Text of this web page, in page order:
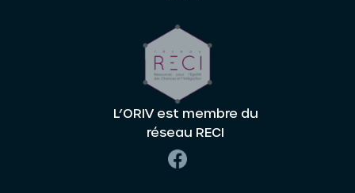
L’ORIV est membre du
réseau RECI